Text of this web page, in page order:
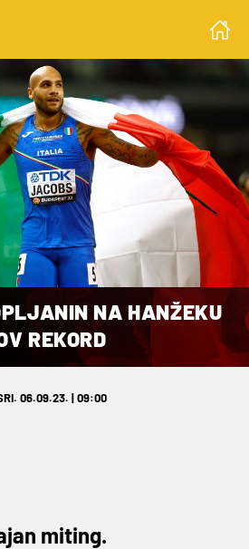
NA HANŽEKU
REKORD
06.09.23. | 09:00
miting.